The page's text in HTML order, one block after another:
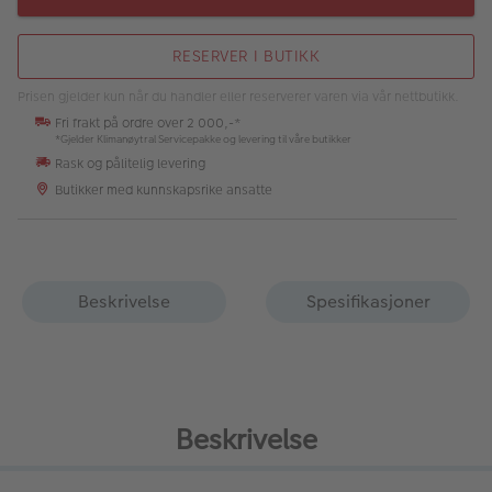
RESERVER I BUTIKK
Prisen gjelder kun når du handler eller reserverer varen via vår nettbutikk.
Fri frakt på ordre over 2 000,-*
*Gjelder Klimanøytral Servicepakke og levering til våre butikker
Rask og pålitelig levering
Butikker med kunnskapsrike ansatte
Beskrivelse Spesifikasjoner
Beskrivelse